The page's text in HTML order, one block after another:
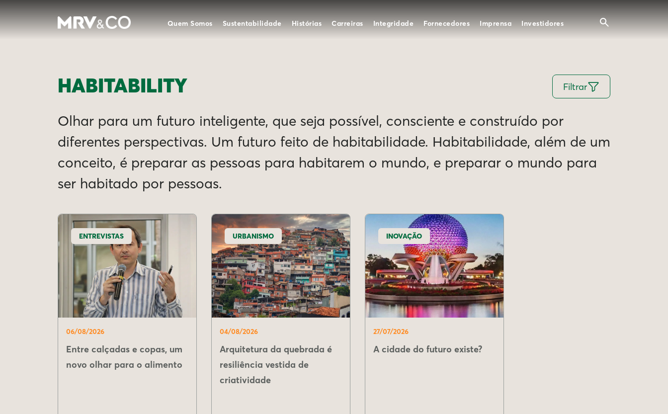
Quem Somos Sustentabilidade Histórias Carreiras Integridade Fornecedores Imprensa Investidores
HABITABILITY Filtrar
Olhar para um futuro inteligente, que seja possível, consciente e construído por
diferentes perspectivas. Um futuro feito de habitabilidade. Habitabilidade, além de um
conceito, é preparar as pessoas para habitarem o mundo, e preparar o mundo para
ser habitado por pessoas.
ENTREVISTAS
06/08/2026
Entre calçadas e copas, um
novo olhar para o alimento
URBANISMO
04/08/2026
Arquitetura da quebrada é
resiliência vestida de
criatividade
INOVAÇÃO
27/07/2026
A cidade do futuro existe?